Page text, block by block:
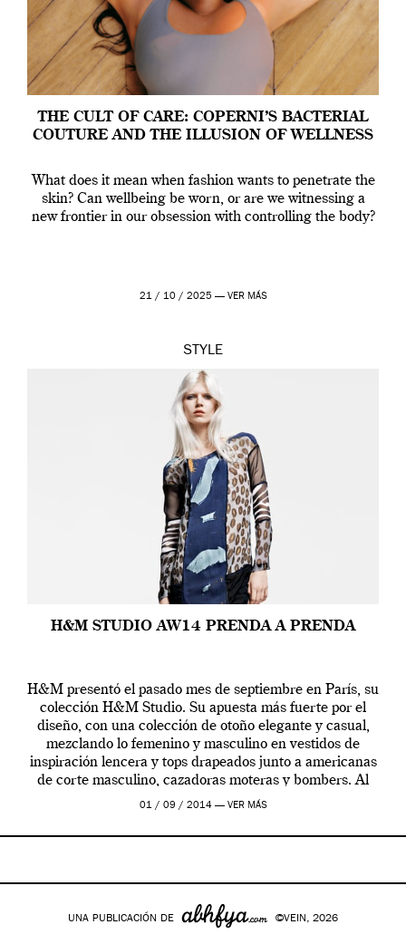
THE CULT OF CARE: COPERNI’S BACTERIAL
COUTURE AND THE ILLUSION OF WELLNESS
What does it mean when fashion wants to penetrate the
skin? Can wellbeing be worn, or are we witnessing a
new frontier in our obsession with controlling the body?
21 / 10 / 2025 — VER MÁS
STYLE
H&M STUDIO AW14 PRENDA A PRENDA
H&M presentó el pasado mes de septiembre en París, su
colección H&M Studio. Su apuesta más fuerte por el
diseño, con una colección de otoño elegante y casual,
mezclando lo femenino y masculino en vestidos de
inspiración lencera y tops drapeados junto a americanas
de corte masculino, cazadoras moteras y bombers. Al
frente de la […]
01 / 09 / 2014 — VER MÁS
UNA PUBLICACIÓN DE ©VEIN, 2026